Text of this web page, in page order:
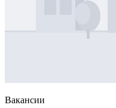
Вакансии